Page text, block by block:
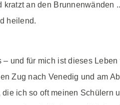
an den
heilend.
– und für mich ist dieses
Zug nach Venedig und am
die ich so oft meinen